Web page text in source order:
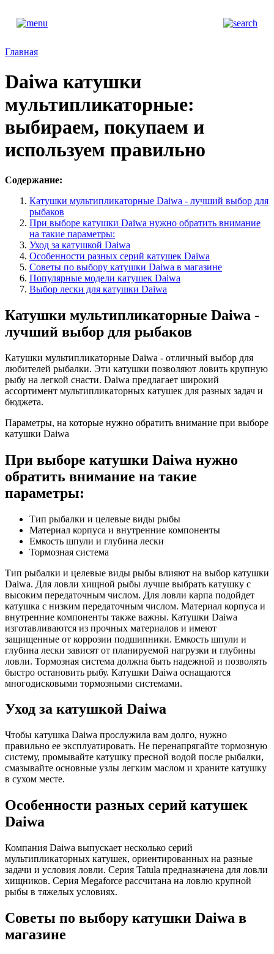
Главная
Daiwa катушки
мультипликаторные:
выбираем, покупаем и
используем правильно
Содержание:
Катушки мультипликаторные Daiwa - лучший выбор для
рыбаков
При выборе катушки Daiwa нужно обратить внимание
на такие параметры:
Уход за катушкой Daiwa
Особенности разных серий катушек Daiwa
Советы по выбору катушки Daiwa в магазине
Популярные модели катушек Daiwa
Выбор лески для катушки Daiwa
Катушки мультипликаторные Daiwa -
лучший выбор для рыбаков
Катушки мультипликаторные Daiwa - отличный выбор для
любителей рыбалки. Эти катушки позволяют ловить крупную
рыбу на легкой снасти. Daiwa предлагает широкий
ассортимент мультипликаторных катушек для разных задач и
бюджета.
Параметры, на которые нужно обратить внимание при выборе
катушки Daiwa
При выборе катушки Daiwa нужно
обратить внимание на такие
параметры:
Тип рыбалки и целевые виды рыбы
Материал корпуса и внутренние компоненты
Емкость шпули и глубина лески
Тормозная система
Тип рыбалки и целевые виды рыбы влияют на выбор катушки
Daiwa. Для ловли хищной рыбы лучше выбрать катушку с
высоким передаточным числом. Для ловли карпа подойдет
катушка с низким передаточным числом. Материал корпуса и
внутренние компоненты также важны. Катушки Daiwa
изготавливаются из прочных материалов и имеют
защищенные от коррозии подшипники. Емкость шпули и
глубина лески зависят от планируемой нагрузки и глубины
ловли. Тормозная система должна быть надежной и позволять
быстро остановить рыбу. Катушки Daiwa оснащаются
многодисковыми тормозными системами.
Уход за катушкой Daiwa
Чтобы катушка Daiwa прослужила вам долго, нужно
правильно ее эксплуатировать. Не перенапрягайте тормозную
систему, промывайте катушку пресной водой после рыбалки,
смазывайте основные узлы легким маслом и храните катушку
в сухом месте.
Особенности разных серий катушек
Daiwa
Компания Daiwa выпускает несколько серий
мультипликаторных катушек, ориентированных на разные
задачи и условия ловли. Серия Tatula предназначена для ловли
хищников. Серия Megaforce рассчитана на ловлю крупной
рыбы в тяжелых условиях.
Советы по выбору катушки Daiwa в
магазине